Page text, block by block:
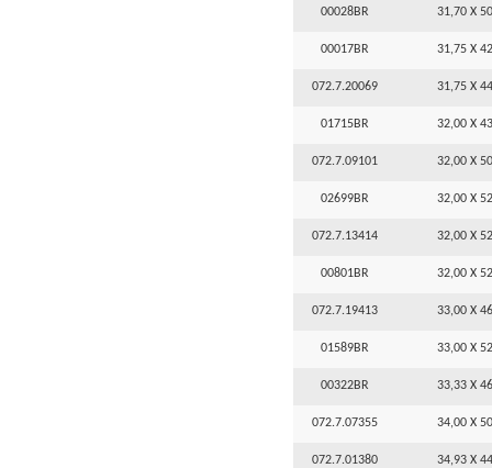
00028BR 31,70 X
00017BR 31,75 X
072.7.20069 31,75 X
01715BR 32,00 X
072.7.09101 32,00 X
02699BR 32,00 X
072.7.13414 32,00 X
00801BR 32,00 X
072.7.19413 33,00 X
01589BR 33,00 X
00322BR 33,33 X
072.7.07355 34,00 X
072.7.01380 34,93 X